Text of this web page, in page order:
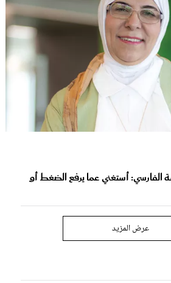
الفارسي: أستغني عما يرفع الضغط أو
عرض المزيد